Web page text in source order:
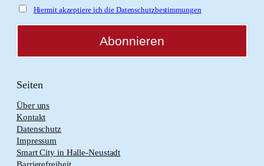
Hiermit akzeptiere ich die Datenschutzbestimmungen
Seiten
Über uns
Kontakt
Datenschutz
Impressum
Smart City in Halle-Neustadt